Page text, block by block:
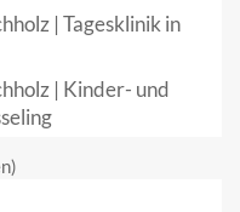
| Tagesklinik in
| Kinder- und